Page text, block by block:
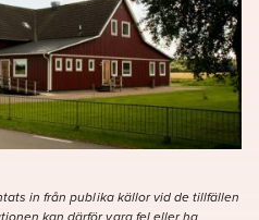
in från publika källor vid de tillfällen